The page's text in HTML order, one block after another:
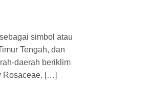
simbol atau
Tengah, dan
daerah beriklim
Rosaceae. […]